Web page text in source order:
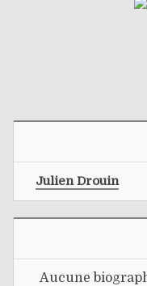
Julien Drouin
Aucune